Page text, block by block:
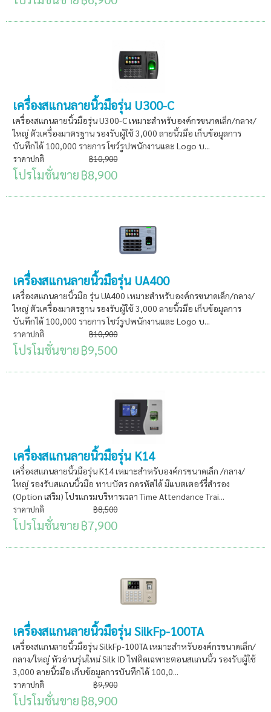
เครื่องสแกนลายนิ้วมือรุ่น U300-C
เครื่องสแกนลายนิ้วมือรุ่น U300-C เหมาะสำหรับองค์กรขนาดเล็ก/กลาง/
ใหญ่ ตัวเครื่องมาตรฐาน รองรับผู้ใช้ 3,000 ลายนิ้วมือ เก็บข้อมูลการ
บันทึกได้ 100,000 รายการ โชว์รูปพนักงานและ Logo บ...
ราคาปกติ ฿10,900
โปรโมชั่นขาย฿8,900
เครื่องสแกนลายนิ้วมือรุ่น UA400
เครื่องสแกนลายนิ้วมือ รุ่น UA400 เหมาะสำหรับองค์กรขนาดเล็ก/กลาง/
ใหญ่ ตัวเครื่องมาตรฐาน รองรับผู้ใช้ 3,000 ลายนิ้วมือ เก็บข้อมูลการ
บันทึกได้ 100,000 รายการ โชว์รูปพนักงานและ Logo บ...
ราคาปกติ ฿10,900
โปรโมชั่นขาย฿9,500
เครื่องสแกนลายนิ้วมือรุ่น K14
เครื่องสแกนลายนิ้วมือรุ่น K14 เหมาะสำหรับองค์กรขนาดเล็ก /กลาง/
ใหญ่ รองรับสแกนนิ้วมือ ทาบบัตร กดรหัสได้ มีแบตเตอร์รี่สำรอง
(Option เสริม) โปรแกรมบริหารเวลา Time Attendance Trai...
ราคาปกติ ฿8,500
โปรโมชั่นขาย฿7,900
เครื่องสแกนลายนิ้วมือรุ่น SilkFp-100TA
เครื่องสแกนลายนิ้วมือรุ่น SilkFp-100TA เหมาะสำหรับองค์กรขนาดเล็ก/
กลาง/ใหญ่ หัวอ่านรุ่นใหม่ Silk ID ไฟติดเฉพาะตอนสแกนนิ้ว รองรับผู้ใช้
3,000 ลายนิ้วมือ เก็บข้อมูลการบันทึกได้ 100,0...
ราคาปกติ ฿9,900
โปรโมชั่นขาย฿8,900